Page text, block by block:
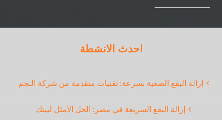
احدث الانشطة
إزالة البقع الصعبة بسرعة: تقنيات متقدمة من شركة النجم
إزالة البقع السريعة في مصر: الحل الأمثل لبيتك